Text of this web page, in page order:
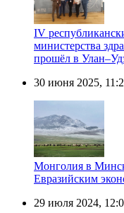
IV
министерства
прошёл в
30 июня 2025,
Монголия в
Евразийским
29 июля 2024,